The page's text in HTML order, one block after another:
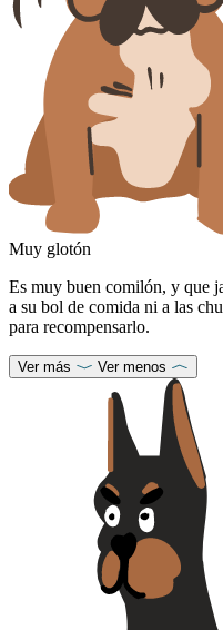
Muy glotón
Es muy buen comilón, y que
a su bol de comida ni a las
para recompensarlo.
Ver más Ver menos